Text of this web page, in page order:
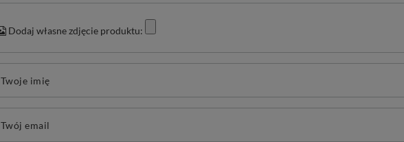
Dodaj własne zdjęcie produktu:
Twoje imię
Twój email